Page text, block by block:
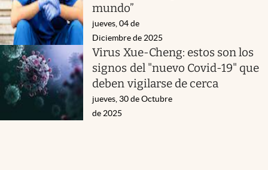
mundo”
jueves, 04 de
Diciembre de 2025
Virus Xue-Cheng: estos son los
signos del "nuevo Covid-19" que
deben vigilarse de cerca
jueves, 30 de Octubre
de 2025